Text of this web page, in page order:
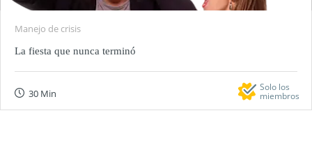
Manejo de crisis
La fiesta que nunca terminó
30 Min Solo los
miembros